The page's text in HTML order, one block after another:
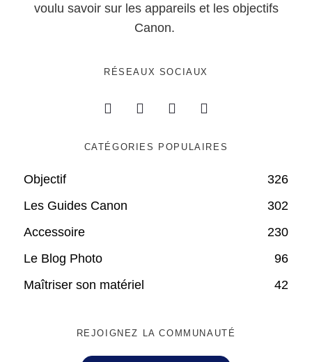
voulu savoir sur les appareils et les objectifs
Canon.
RÉSEAUX SOCIAUX
CATÉGORIES POPULAIRES
Objectif
326
Les Guides Canon
302
Accessoire
230
Le Blog Photo
96
Maîtriser son matériel
42
REJOIGNEZ LA COMMUNAUTÉ